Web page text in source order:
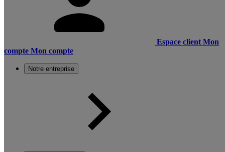
Espace client Mon
compte Mon compte
Notre entreprise